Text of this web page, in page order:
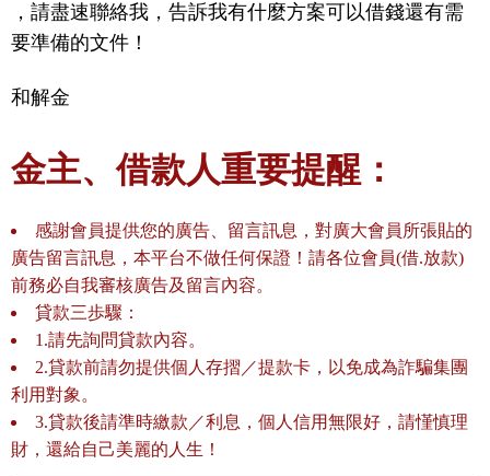
，請盡速聯絡我，告訴我有什麼方案可以借錢還有需
要準備的文件！
和解金
金主、借款人重要提醒：
感謝會員提供您的廣告、留言訊息，對廣大會員所張貼的
廣告留言訊息，本平台不做任何保證！請各位會員(借.放款)
前務必自我審核廣告及留言內容。
貸款三歩驟：
1.請先詢問貸款內容。
2.貸款前請勿提供個人存摺／提款卡，以免成為詐騙集團
利用對象。
3.貸款後請準時繳款／利息，個人信用無限好，請慬慎理
財，還給自己美麗的人生！